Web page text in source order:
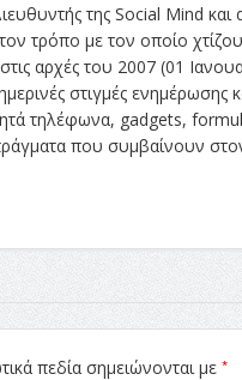
της Social Mind
τρόπο με τον οποίο
αρχές του 2007 (01
στιγμές ενημέρωσης
τηλέφωνα, gadgets,
που συμβαίνουν
πεδία σημειώνονται με *